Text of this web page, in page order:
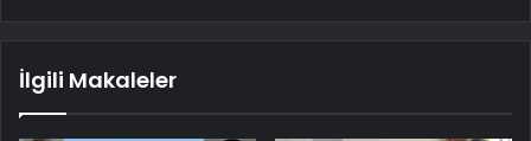
İlgili Makaleler